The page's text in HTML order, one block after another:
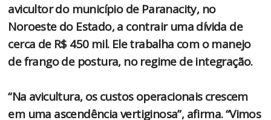
avicultor do município de Paranacity, no
Noroeste do Estado, a contrair uma dívida de
cerca de R$ 450 mil. Ele trabalha com o manejo
de frango de postura, no regime de integração.
“Na avicultura, os custos operacionais crescem
em uma ascendência vertiginosa”, afirma. “Vimos